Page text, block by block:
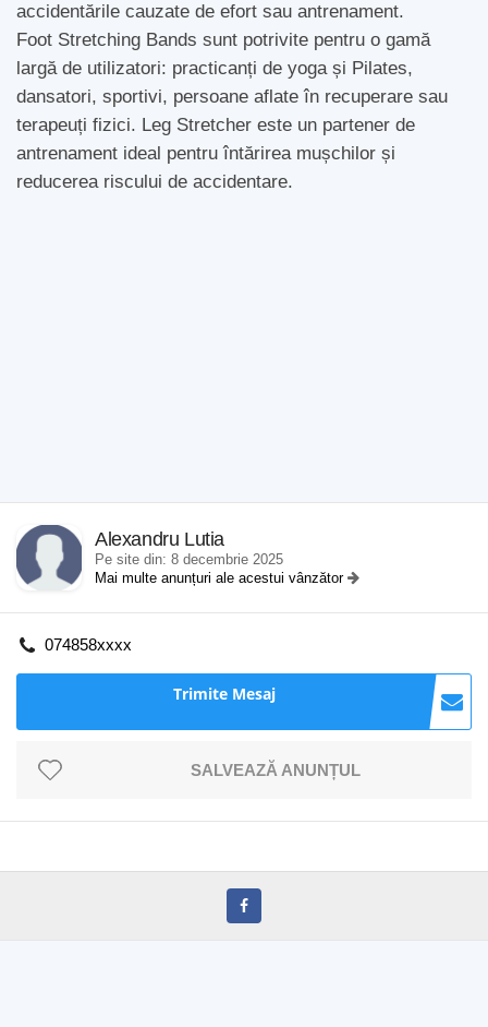
accidentările cauzate de efort sau antrenament.
Foot Stretching Bands sunt potrivite pentru o gamă
largă de utilizatori: practicanți de yoga și Pilates,
dansatori, sportivi, persoane aflate în recuperare sau
terapeuți fizici. Leg Stretcher este un partener de
antrenament ideal pentru întărirea mușchilor și
reducerea riscului de accidentare.
Alexandru Lutia
Pe site din: 8 decembrie 2025
Mai multe anunțuri ale acestui vânzător
074858xxxx
Trimite Mesaj
SALVEAZĂ ANUNȚUL